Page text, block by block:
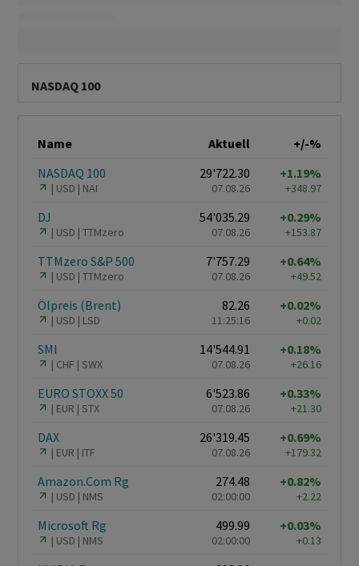
NASDAQ 100
Name Aktuell
+/-%
NASDAQ 100
USD NAI
29'722.30
07.08.26
+1.19%
+348.97
DJ
USD TTMzero
54'035.29
07.08.26
+0.29%
+153.87
TTMzero S&P 500
USD TTMzero
7'757.29
07.08.26
+0.64%
+49.52
Ölpreis (Brent)
USD LSD
82.26
11:25:16
+0.02%
+0.02
SMI
CHF SWX
14'544.91
07.08.26
+0.18%
+26.16
EURO STOXX 50
EUR STX
6'523.86
07.08.26
+0.33%
+21.30
DAX
EUR ITF
26'319.45
07.08.26
+0.69%
+179.32
Amazon.Com Rg
USD NMS
274.48
02:00:00
+0.82%
+2.22
Microsoft Rg
USD NMS
499.99
02:00:00
+0.03%
+0.13